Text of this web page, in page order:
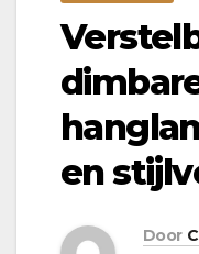
en
Door